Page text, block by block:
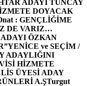
ADAYI TUNCAY
DOYACAK
: GENÇLİĞİME
DE VARIZ…
ÖZKAN
YENİCE ve SEÇİM /
ADAYLIĞINI
HİZMETE
ÜYESİ ADAY
A.ŞTurgut